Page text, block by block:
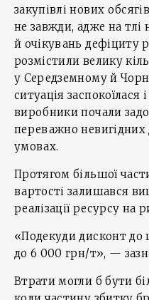
закупівлі нових
не завжди, адже на тлі
й очікувань дефіциту
розмістили велику
у Середземному й
ситуація заспокоїлася
виробники почали
переважно невигідних
умовах.
Протягом більшої
вартості залишався
реалізації ресурсу на
«Подекуди дисконт до
до 6 000 грн/т», —
Втрати могли б бути